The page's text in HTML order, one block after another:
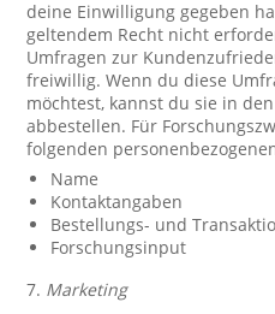
deine Einwilligung gegeben
geltendem Recht nicht
Umfragen zur
freiwillig. Wenn du diese
möchtest, kannst du sie in
abbestellen. Für
folgenden
Name
Kontaktangaben
Bestellungs- und
Forschungsinput
7. Marketing